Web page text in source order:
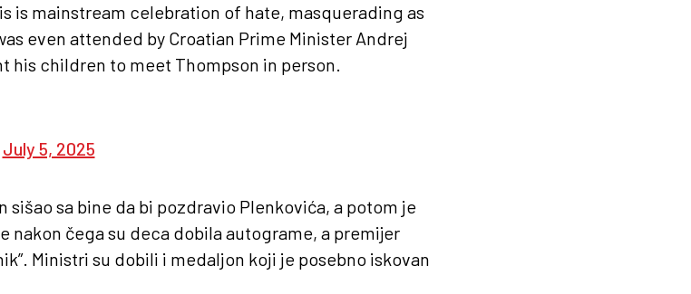
is mainstream celebration of hate, masquerading as
even attended by Croatian Prime Minister Andrej
his children to meet Thompson in person.
July 5, 2025
sišao sa bine da bi pozdravio Plenkovića, a potom je
čega su deca dobila autograme, a premijer
Ministri su dobili i medaljon koji je posebno iskovan